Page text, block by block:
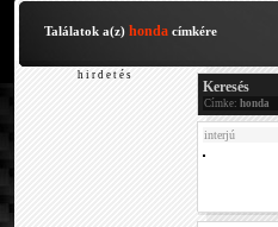
Találatok a(z)honda címkére
h i r d e t é s
Keresés
Címke: honda
interjú